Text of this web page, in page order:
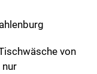
von
nur